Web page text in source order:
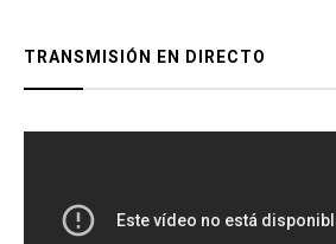
TRANSMISIÓN EN DIRECTO